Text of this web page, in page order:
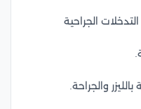
الجراحية
والجراحة.